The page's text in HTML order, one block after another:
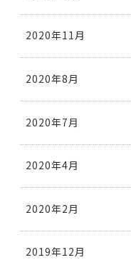
2020年11月
2020年8月
2020年7月
2020年4月
2020年2月
2019年12月